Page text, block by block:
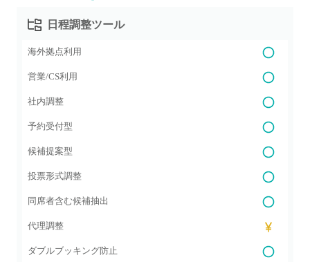
日程調整ツール
海外拠点利用
営業/CS利用
社内調整
予約受付型
候補提案型
投票形式調整
同席者含む候補抽出
代理調整
ダブルブッキング防止